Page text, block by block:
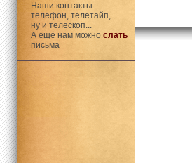
Наши контакты:
телефон, телетайп,
ну и телескоп...
А ещё нам можно слать
письма